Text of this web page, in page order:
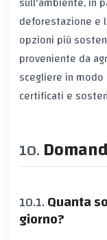
deforestazione e
opzioni più
proveniente da
scegliere in
certificati e
Quanta
giorno?